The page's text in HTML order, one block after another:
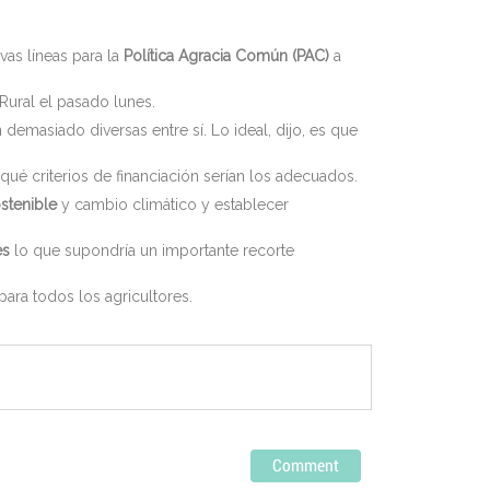
líneas para la Política Agracia Común (PAC) a
el pasado lunes.
diversas entre sí. Lo ideal, dijo, es que
criterios de financiación serían los adecuados.
y cambio climático y establecer
lo que supondría un importante recorte
todos los agricultores.